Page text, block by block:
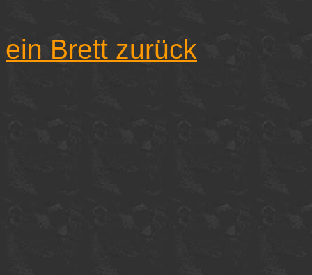
ein Brett zurück